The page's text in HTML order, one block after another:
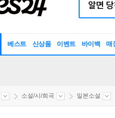
베스트 신상품 이벤트 바이백 매
소설/시/희곡 일본소설